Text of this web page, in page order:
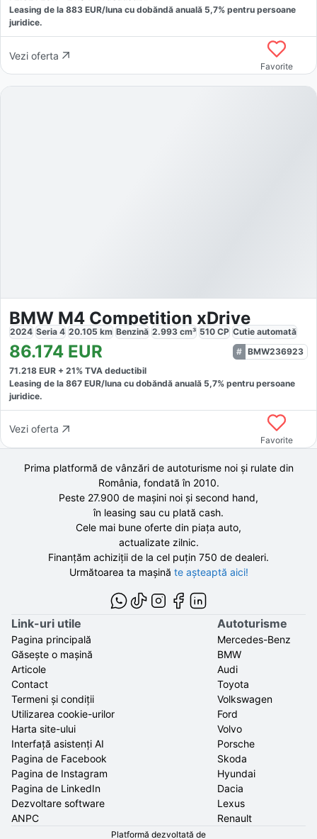
Leasing de la 883 EUR/luna cu dobăndă anuală 5,7% pentru persoane
juridice.
Vezi oferta
Favorite
BMW M4 Competition xDrive
2024 Seria 4 20.105 km Benzină 2.993 cm³ 510 CP Cutie automată
86.174 EUR
BMW236923
71.218 EUR + 21% TVA deductibil
Leasing de la 867 EUR/luna cu dobăndă anuală 5,7% pentru persoane
juridice.
Vezi oferta
Favorite
Prima platformă de vânzări de autoturisme noi și rulate din
România, fondată în 2010.
Peste 27.900 de mașini noi și second hand,
în leasing sau cu plată cash.
Cele mai bune oferte din piața auto,
actualizate zilnic.
Finanțăm achiziții de la cel puțin 750 de dealeri.
Următoarea ta mașină te așteaptă aici!
Link-uri utile
Pagina principală
Găsește o mașină
Articole
Contact
Termeni și condiții
Utilizarea cookie-urilor
Harta site-ului
Interfață asistenți AI
Pagina de Facebook
Pagina de Instagram
Pagina de LinkedIn
Dezvoltare software
ANPC
Autoturisme
Mercedes-Benz
BMW
Audi
Toyota
Volkswagen
Ford
Volvo
Porsche
Skoda
Hyundai
Dacia
Lexus
Renault
Platformă dezvoltată de